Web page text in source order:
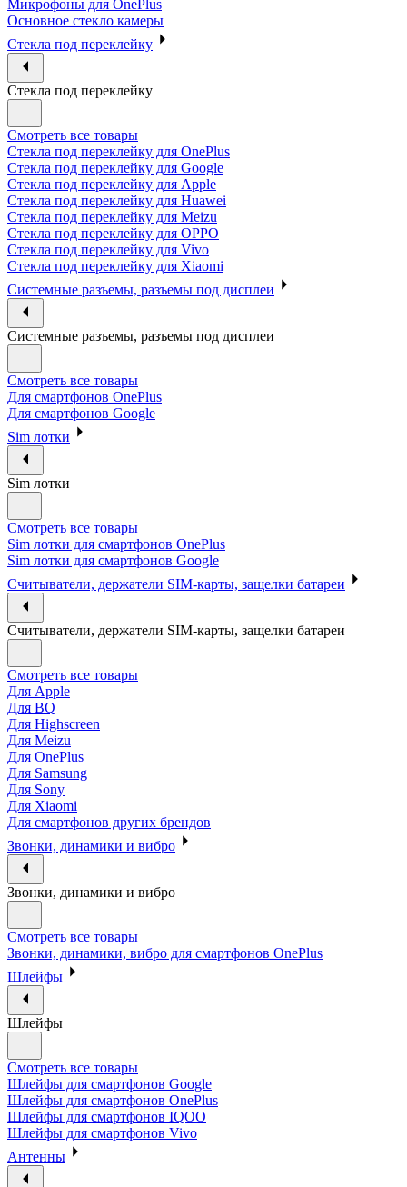
Микрофоны для OnePlus
Основное стекло камеры
Стекла под переклейку
Стекла под переклейку
Смотреть все товары
Стекла под переклейку для OnePlus
Стекла под переклейку для Google
Стекла под переклейку для Apple
Стекла под переклейку для Huawei
Стекла под переклейку для Meizu
Стекла под переклейку для OPPO
Стекла под переклейку для Vivo
Стекла под переклейку для Xiaomi
Системные разъемы, разъемы под дисплеи
Системные разъемы, разъемы под дисплеи
Смотреть все товары
Для смартфонов OnePlus
Для смартфонов Google
Sim лотки
Sim лотки
Смотреть все товары
Sim лотки для смартфонов OnePlus
Sim лотки для смартфонов Google
Считыватели, держатели SIM-карты, защелки батареи
Считыватели, держатели SIM-карты, защелки батареи
Смотреть все товары
Для Apple
Для BQ
Для Highscreen
Для Meizu
Для OnePlus
Для Samsung
Для Sony
Для Xiaomi
Для смартфонов других брендов
Звонки, динамики и вибро
Звонки, динамики и вибро
Смотреть все товары
Звонки, динамики, вибро для смартфонов OnePlus
Шлейфы
Шлейфы
Смотреть все товары
Шлейфы для смартфонов Google
Шлейфы для смартфонов OnePlus
Шлейфы для смартфонов IQOO
Шлейфы для смартфонов Vivo
Антенны